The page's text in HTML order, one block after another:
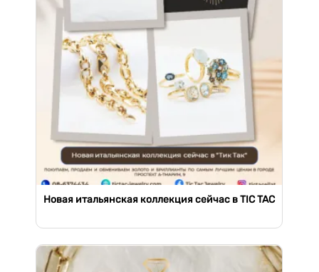
Новая итальянская коллекция сейчас в TIC TAC